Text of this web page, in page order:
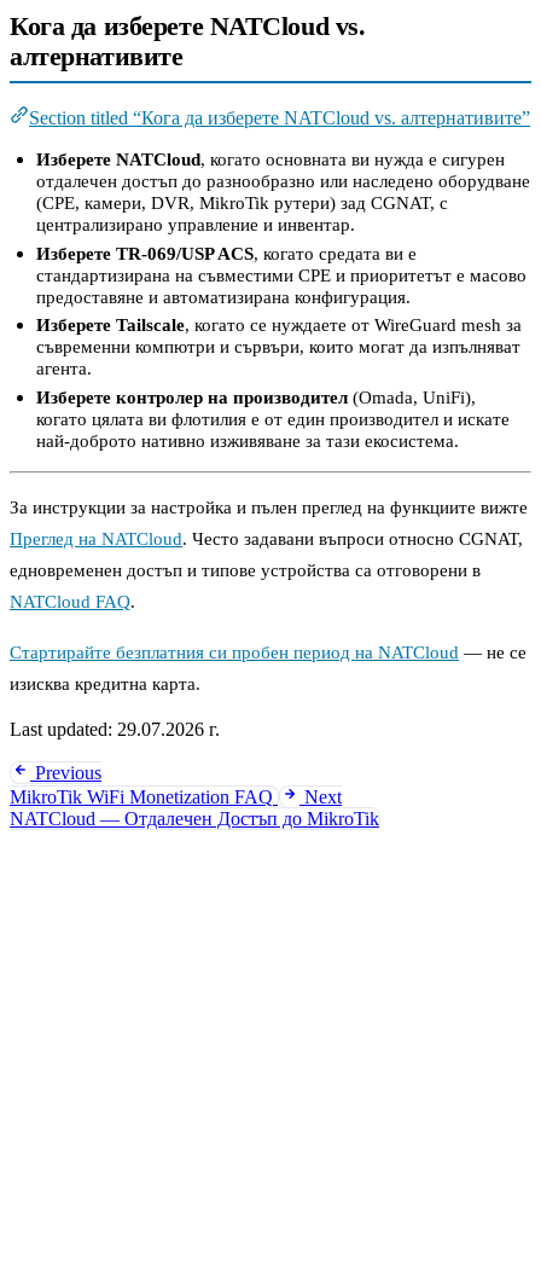
Кога да изберете NATCloud vs.
алтернативите
Section titled “Кога да изберете NATCloud vs. алтернативите”
Изберете NATCloud, когато основната ви нужда е сигурен
отдалечен достъп до разнообразно или наследено оборудване
(CPE, камери, DVR, MikroTik рутери) зад CGNAT, с
централизирано управление и инвентар.
Изберете TR-069/USP ACS, когато средата ви е
стандартизирана на съвместими CPE и приоритетът е масово
предоставяне и автоматизирана конфигурация.
Изберете Tailscale, когато се нуждаете от WireGuard mesh за
съвременни компютри и сървъри, които могат да изпълняват
агента.
Изберете контролер на производител (Omada, UniFi),
когато цялата ви флотилия е от един производител и искате
най-доброто нативно изживяване за тази екосистема.
За инструкции за настройка и пълен преглед на функциите вижте
Преглед на NATCloud. Често задавани въпроси относно CGNAT,
едновременен достъп и типове устройства са отговорени в
NATCloud FAQ.
Стартирайте безплатния си пробен период на NATCloud — не се
изисква кредитна карта.
Last updated: 29.07.2026 г.
Previous
MikroTik WiFi Monetization FAQ
Next
NATCloud — Отдалечен Достъп до MikroTik